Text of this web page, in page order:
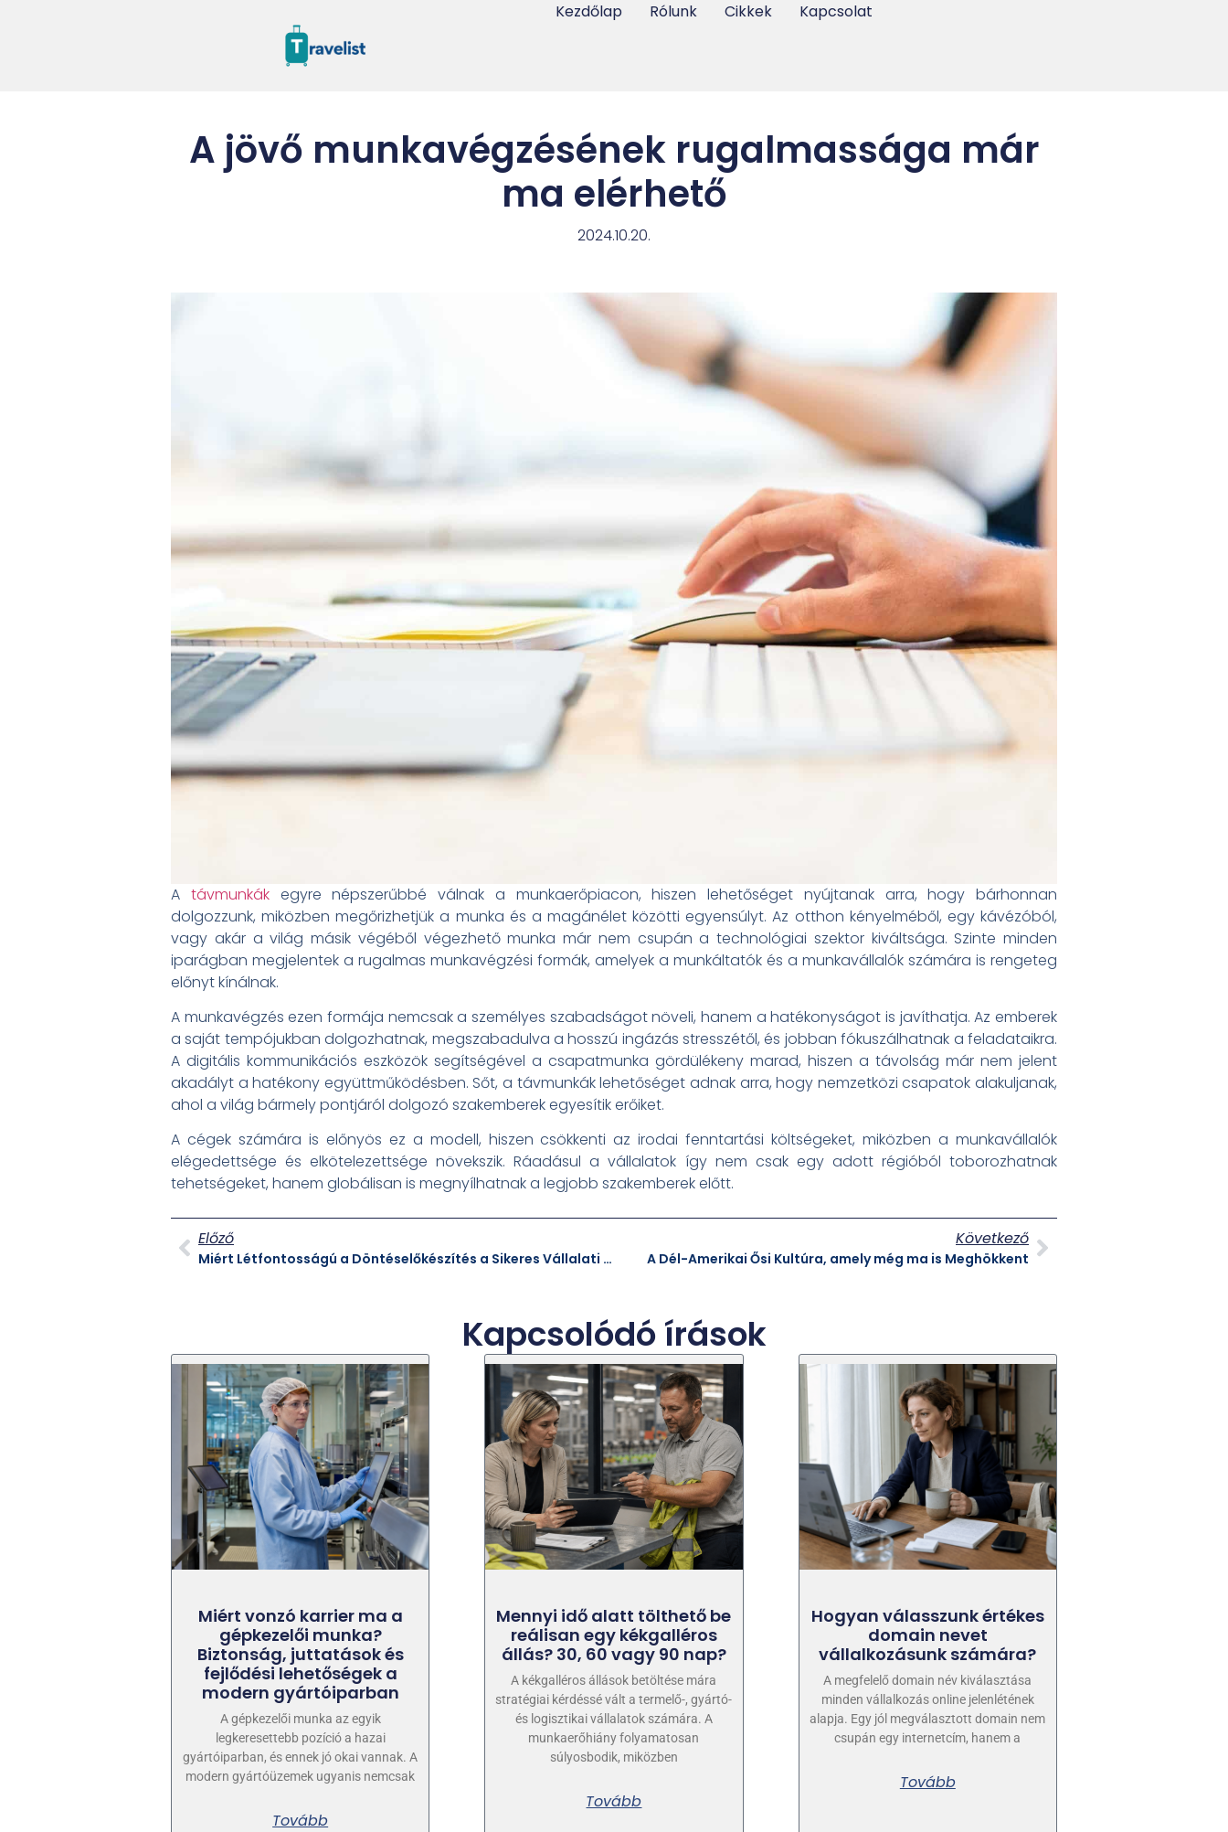
Kezdőlap Rólunk Cikkek Kapcsolat
A jövő munkavégzésének rugalmassága már
ma elérhető
2024.10.20.
A távmunkák egyre népszerűbbé válnak a munkaerőpiacon, hiszen lehetőséget nyújtanak arra, hogy bárhonnan
dolgozzunk, miközben megőrizhetjük a munka és a magánélet közötti egyensúlyt. Az otthon kényelméből, egy kávézóból,
vagy akár a világ másik végéből végezhető munka már nem csupán a technológiai szektor kiváltsága. Szinte minden
iparágban megjelentek a rugalmas munkavégzési formák, amelyek a munkáltatók és a munkavállalók számára is rengeteg
előnyt kínálnak.
A munkavégzés ezen formája nemcsak a személyes szabadságot növeli, hanem a hatékonyságot is javíthatja. Az emberek
a saját tempójukban dolgozhatnak, megszabadulva a hosszú ingázás stresszétől, és jobban fókuszálhatnak a feladataikra.
A digitális kommunikációs eszközök segítségével a csapatmunka gördülékeny marad, hiszen a távolság már nem jelent
akadályt a hatékony együttműködésben. Sőt, a távmunkák lehetőséget adnak arra, hogy nemzetközi csapatok alakuljanak,
ahol a világ bármely pontjáról dolgozó szakemberek egyesítik erőiket.
A cégek számára is előnyös ez a modell, hiszen csökkenti az irodai fenntartási költségeket, miközben a munkavállalók
elégedettsége és elkötelezettsége növekszik. Ráadásul a vállalatok így nem csak egy adott régióból toborozhatnak
tehetségeket, hanem globálisan is megnyílhatnak a legjobb szakemberek előtt.
Előző
Miért Létfontosságú a Döntéselőkészítés a Sikeres Vállalati Működéshez?
Következő
A Dél-Amerikai Ősi Kultúra, amely még ma is Meghökkent
Kapcsolódó írások
Miért vonzó karrier ma a
gépkezelői munka?
Biztonság, juttatások és
fejlődési lehetőségek a
modern gyártóiparban
A gépkezelői munka az egyik
legkeresettebb pozíció a hazai
gyártóiparban, és ennek jó okai vannak. A
modern gyártóüzemek ugyanis nemcsak
Tovább
Mennyi idő alatt tölthető be
reálisan egy kékgalléros
állás? 30, 60 vagy 90 nap?
A kékgalléros állások betöltése mára
stratégiai kérdéssé vált a termelő-, gyártó-
és logisztikai vállalatok számára. A
munkaerőhiány folyamatosan
súlyosbodik, miközben
Tovább
Hogyan válasszunk értékes
domain nevet
vállalkozásunk számára?
A megfelelő domain név kiválasztása
minden vállalkozás online jelenlétének
alapja. Egy jól megválasztott domain nem
csupán egy internetcím, hanem a
Tovább